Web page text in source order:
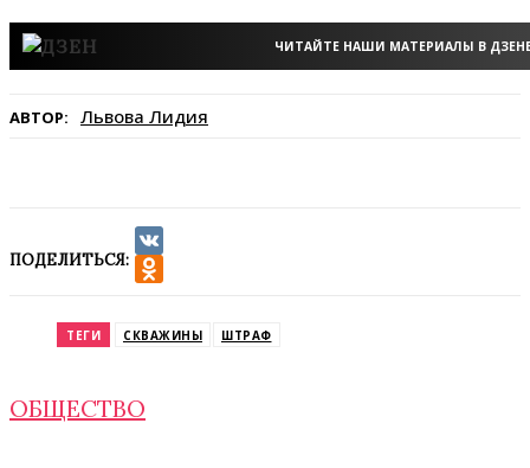
ЧИТАЙТЕ НАШИ МАТЕРИАЛЫ В
АВТОР: Львова Лидия
ПОДЕЛИТЬСЯ:
VK
ТЕГИ СКВАЖИНЫ ШТРАФ
ОБЩЕСТВО